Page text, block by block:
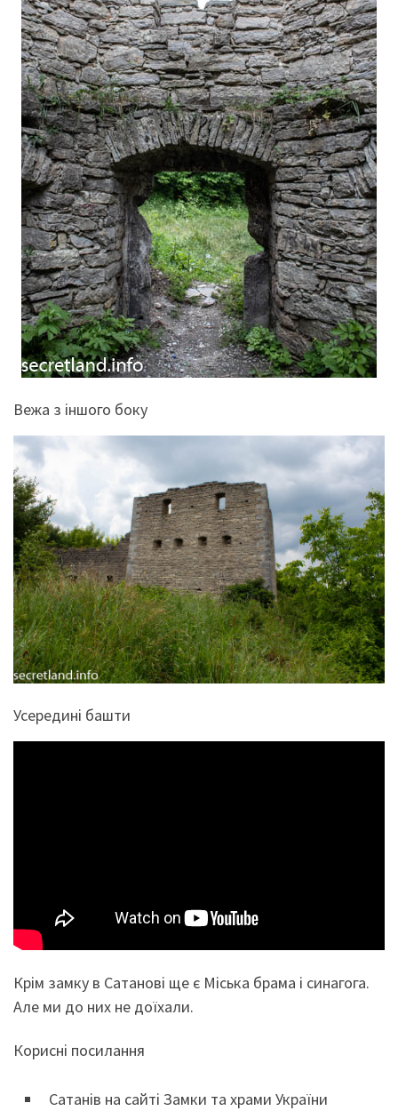
Вежа з іншого боку
Усередині башти
Крім замку в Сатанові ще є Міська брама і синагога.
Але ми до них не доїхали.
Корисні посилання
Сатанів на сайті Замки та храми України